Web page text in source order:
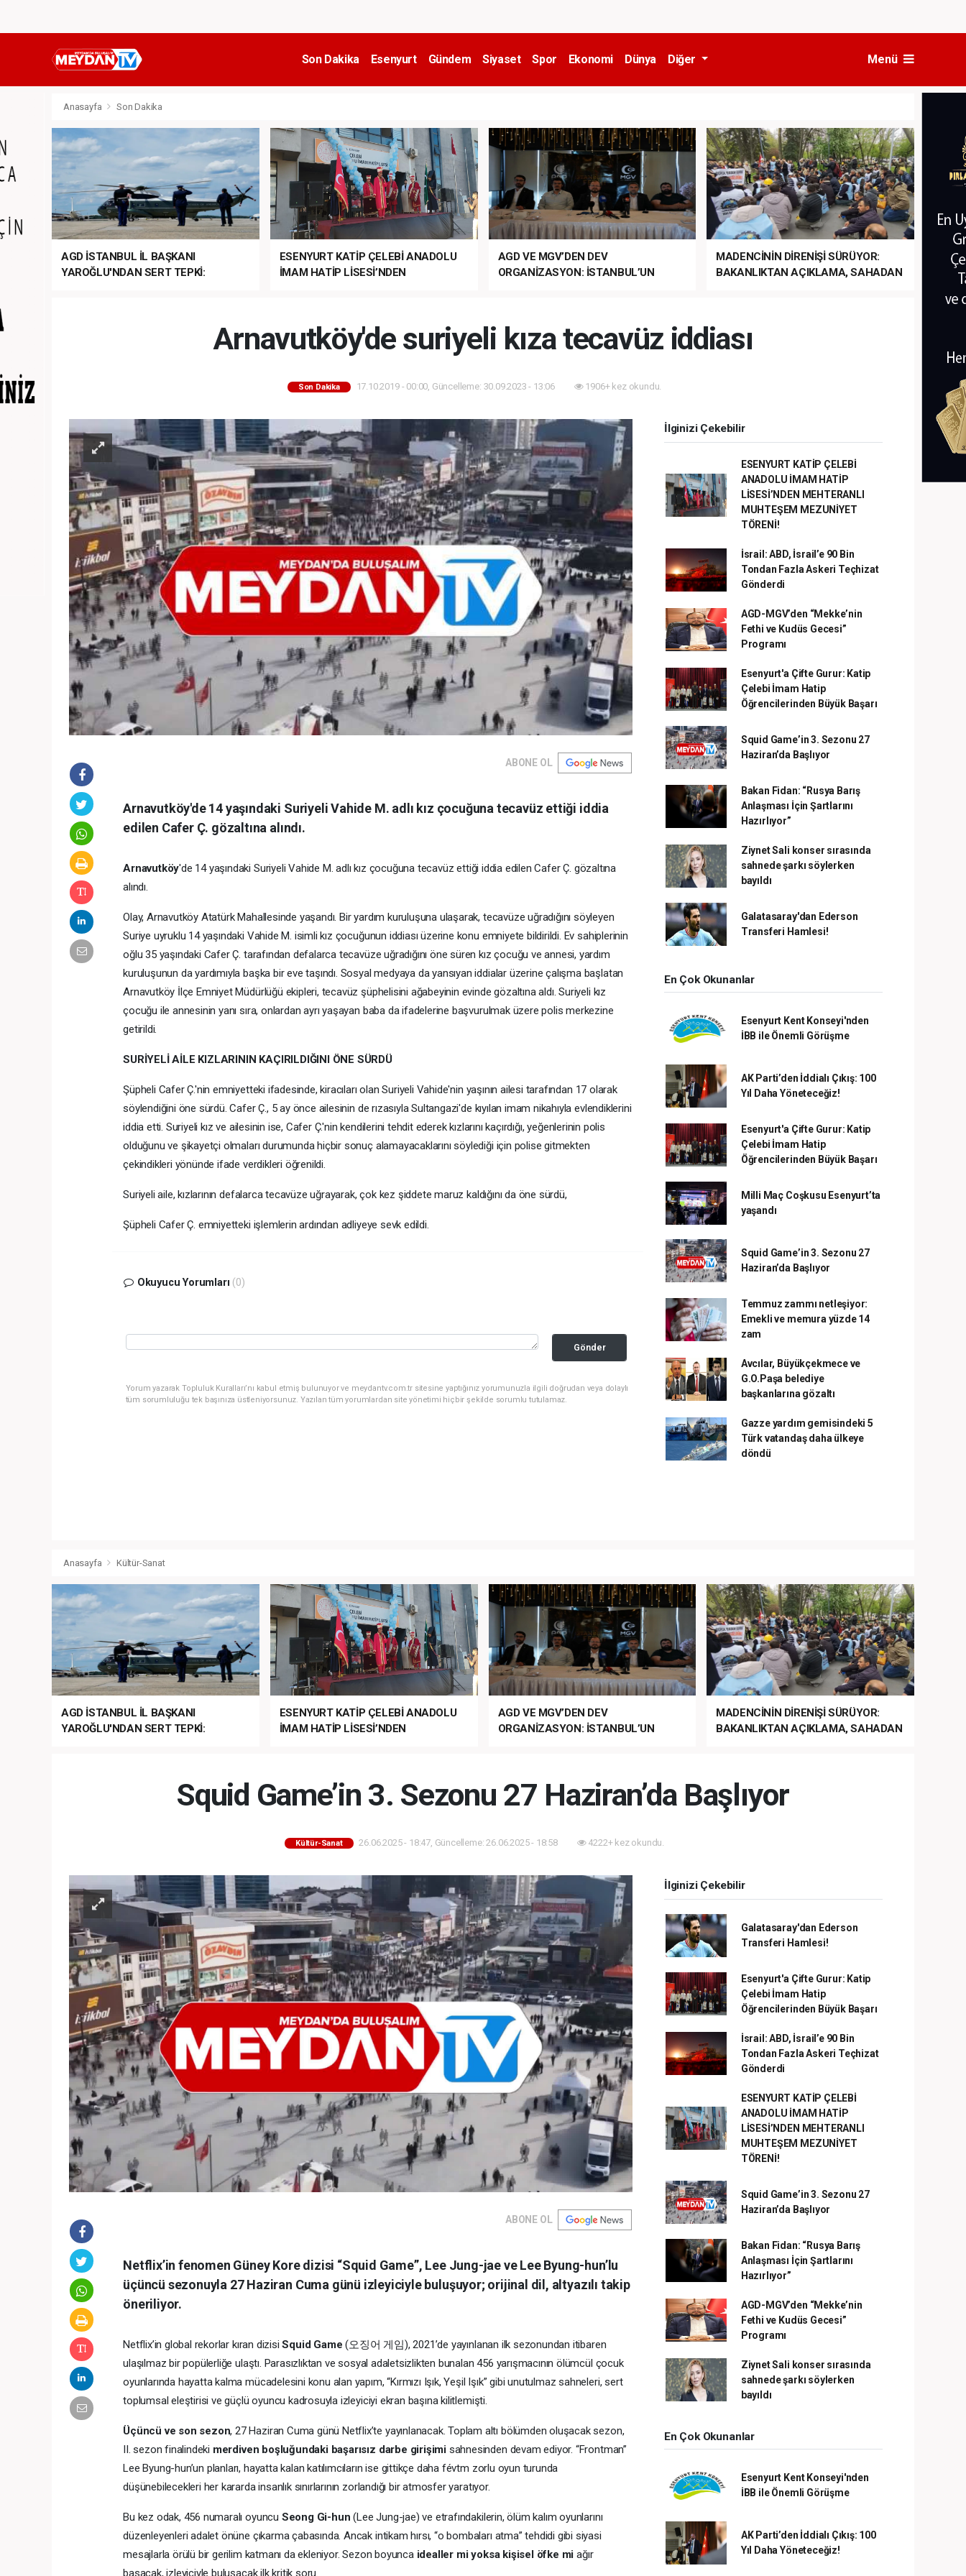
Son Dakika Esenyurt Gündem Siyaset Spor Ekonomi Dünya Diğer Menü
Anasayfa Son Dakika
AGD İSTANBUL İL BAŞKANI
YAROĞLU'NDAN SERT TEPKİ:
ESENYURT KATİP ÇELEBİ ANADOLU
İMAM HATİP LİSESİ’NDEN
AGD VE MGV’DEN DEV
ORGANİZASYON: İSTANBUL’UN
MADENCİNİN DİRENİŞİ SÜRÜYOR:
BAKANLIKTAN AÇIKLAMA, SAHADAN
Arnavutköy'de suriyeli kıza tecavüz iddiası
Son Dakika 17.10.2019 - 00:00, Güncelleme: 30.09.2023 - 13:06 1906+ kez okundu.
ABONE OL
Arnavutköy'de 14 yaşındaki Suriyeli Vahide M. adlı kız çocuğuna tecavüz ettiği iddia
edilen Cafer Ç. gözaltına alındı.
Arnavutköy'de 14 yaşındaki Suriyeli Vahide M. adlı kız çocuğuna tecavüz ettiği iddia edilen Cafer Ç. gözaltına
alındı.
Olay, Arnavutköy Atatürk Mahallesinde yaşandı. Bir yardım kuruluşuna ulaşarak, tecavüze uğradığını söyleyen
Suriye uyruklu 14 yaşındaki Vahide M. isimli kız çocuğunun iddiası üzerine konu emniyete bildirildi. Ev sahiplerinin
oğlu 35 yaşındaki Cafer Ç. tarafından defalarca tecavüze uğradığını öne süren kız çocuğu ve annesi, yardım
kuruluşunun da yardımıyla başka bir eve taşındı. Sosyal medyaya da yansıyan iddialar üzerine çalışma başlatan
Arnavutköy İlçe Emniyet Müdürlüğü ekipleri, tecavüz şüphelisini ağabeyinin evinde gözaltına aldı. Suriyeli kız
çocuğu ile annesinin yanı sıra, onlardan ayrı yaşayan baba da ifadelerine başvurulmak üzere polis merkezine
getirildi.
SURİYELİ AİLE KIZLARININ KAÇIRILDIĞINI ÖNE SÜRDÜ
Şüpheli Cafer Ç.'nin emniyetteki ifadesinde, kiracıları olan Suriyeli Vahide'nin yaşının ailesi tarafından 17 olarak
söylendiğini öne sürdü. Cafer Ç., 5 ay önce ailesinin de rızasıyla Sultangazi'de kıyılan imam nikahıyla evlendiklerini
iddia etti. Suriyeli kız ve ailesinin ise, Cafer Ç.'nin kendilerini tehdit ederek kızlarını kaçırdığı, yeğenlerinin polis
olduğunu ve şikayetçi olmaları durumunda hiçbir sonuç alamayacaklarını söylediği için polise gitmekten
çekindikleri yönünde ifade verdikleri öğrenildi.
Suriyeli aile, kızlarının defalarca tecavüze uğrayarak, çok kez şiddete maruz kaldığını da öne sürdü,
Şüpheli Cafer Ç. emniyetteki işlemlerin ardından adliyeye sevk edildi.
Okuyucu Yorumları (0)
Gönder
Yorum yazarak Topluluk Kuralları’nı kabul etmiş bulunuyor ve meydantv.com.tr sitesine yaptığınız yorumunuzla ilgili doğrudan veya dolaylı
tüm sorumluluğu tek başınıza üstleniyorsunuz. Yazılan tüm yorumlardan site yönetimi hiçbir şekilde sorumlu tutulamaz.
İlginizi Çekebilir
ESENYURT KATİP ÇELEBİ
ANADOLU İMAM HATİP
LİSESİ’NDEN MEHTERANLI
MUHTEŞEM MEZUNİYET
TÖRENİ!
İsrail: ABD, İsrail’e 90 Bin
Tondan Fazla Askeri Teçhizat
Gönderdi
AGD-MGV’den “Mekke’nin
Fethi ve Kudüs Gecesi”
Programı
Esenyurt'a Çifte Gurur: Katip
Çelebi İmam Hatip
Öğrencilerinden Büyük Başarı
Squid Game’in 3. Sezonu 27
Haziran’da Başlıyor
Bakan Fidan: “Rusya Barış
Anlaşması İçin Şartlarını
Hazırlıyor”
Ziynet Sali konser sırasında
sahnede şarkı söylerken
bayıldı
Galatasaray'dan Ederson
Transferi Hamlesi!
En Çok Okunanlar
Esenyurt Kent Konseyi'nden
İBB ile Önemli Görüşme
AK Parti’den İddialı Çıkış: 100
Yıl Daha Yöneteceğiz!
Esenyurt'a Çifte Gurur: Katip
Çelebi İmam Hatip
Öğrencilerinden Büyük Başarı
Milli Maç Coşkusu Esenyurt’ta
yaşandı
Squid Game’in 3. Sezonu 27
Haziran’da Başlıyor
Temmuz zammı netleşiyor:
Emekli ve memura yüzde 14
zam
Avcılar, Büyükçekmece ve
G.O.Paşa belediye
başkanlarına gözaltı
Gazze yardım gemisindeki 5
Türk vatandaş daha ülkeye
döndü
Anasayfa Kültür-Sanat
AGD İSTANBUL İL BAŞKANI
YAROĞLU'NDAN SERT TEPKİ:
ESENYURT KATİP ÇELEBİ ANADOLU
İMAM HATİP LİSESİ’NDEN
AGD VE MGV’DEN DEV
ORGANİZASYON: İSTANBUL’UN
MADENCİNİN DİRENİŞİ SÜRÜYOR:
BAKANLIKTAN AÇIKLAMA, SAHADAN
Squid Game’in 3. Sezonu 27 Haziran’da Başlıyor
Kültür-Sanat 26.06.2025 - 18:47, Güncelleme: 26.06.2025 - 18:58 4222+ kez okundu.
ABONE OL
Netflix’in fenomen Güney Kore dizisi “Squid Game”, Lee Jung-jae ve Lee Byung-hun’lu
üçüncü sezonuyla 27 Haziran Cuma günü izleyiciyle buluşuyor; orijinal dil, altyazılı takip
öneriliyor.
Netflix’in global rekorlar kıran dizisiSquid Game (오징어 게임), 2021’de yayınlanan ilk sezonundan itibaren
ulaşılmaz bir popülerliğe ulaştı. Parasızlıktan ve sosyal adaletsizlikten bunalan 456 yarışmacının ölümcül çocuk
oyunlarında hayatta kalma mücadelesini konu alan yapım, “Kırmızı Işık, Yeşil Işık” gibi unutulmaz sahneleri, sert
toplumsal eleştirisi ve güçlü oyuncu kadrosuyla izleyiciyi ekran başına kilitlemişti.
Üçüncü ve son sezon, 27 Haziran Cuma günü Netflix’te yayınlanacak. Toplam altı bölümden oluşacak sezon,
II. sezon finalindeki merdiven boşluğundaki başarısız darbe girişimi sahnesinden devam ediyor. “Frontman”
Lee Byung-hun’un planları, hayatta kalan katılımcıların ise gittikçe daha févtm zorlu oyun turunda
düşünebilecekleri her kararda insanlık sınırlarının zorlandığı bir atmosfer yaratıyor.
Bu kez odak, 456 numaralı oyuncu Seong Gi-hun (Lee Jung-jae) ve etrafındakilerin, ölüm kalım oyunlarını
düzenleyenleri adalet önüne çıkarma çabasında. Ancak intikam hırsı, “o bombaları atma” tehdidi gibi siyasi
mesajlarla örülü bir gerilim katmanı da ekleniyor. Sezon boyunca idealler mi yoksa kişisel öfke mi ağır
basacak, izleyiciyle buluşacak ilk kritik soru.
İlginizi Çekebilir
Galatasaray'dan Ederson
Transferi Hamlesi!
Esenyurt'a Çifte Gurur: Katip
Çelebi İmam Hatip
Öğrencilerinden Büyük Başarı
İsrail: ABD, İsrail’e 90 Bin
Tondan Fazla Askeri Teçhizat
Gönderdi
ESENYURT KATİP ÇELEBİ
ANADOLU İMAM HATİP
LİSESİ’NDEN MEHTERANLI
MUHTEŞEM MEZUNİYET
TÖRENİ!
Squid Game’in 3. Sezonu 27
Haziran’da Başlıyor
Bakan Fidan: “Rusya Barış
Anlaşması İçin Şartlarını
Hazırlıyor”
AGD-MGV’den “Mekke’nin
Fethi ve Kudüs Gecesi”
Programı
Ziynet Sali konser sırasında
sahnede şarkı söylerken
bayıldı
En Çok Okunanlar
Esenyurt Kent Konseyi'nden
İBB ile Önemli Görüşme
AK Parti’den İddialı Çıkış: 100
Yıl Daha Yöneteceğiz!